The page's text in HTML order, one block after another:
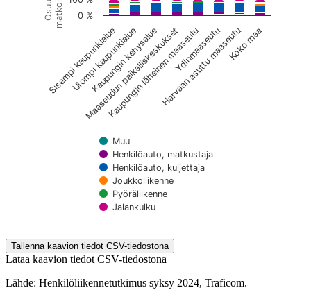
Osuus
Muu
Henkilöauto, matkustaja
Henkilöauto, kuljettaja
Joukkoliikenne
Pyöräliikenne
Jalankulku
Sisempi kaupunkialue
Ulompi kaupunkialue
Kaupungin kehysalue
Maaseudun paikalliskeskukset
Kaupungin läheinen maaseutu
Ydinmaaseutu
Harvaan asuttu maaseutuKoko maa
0 %
Tallenna kaavion tiedot CSV-tiedostona
Lataa kaavion tiedot CSV-tiedostona
Lähde: Henkilöliikennetutkimus syksy 2024, Traficom.